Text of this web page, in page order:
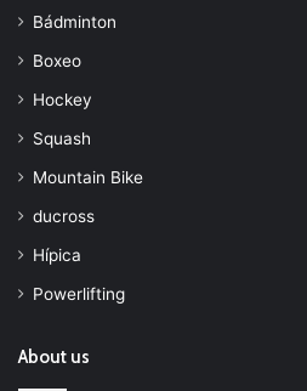
Bádminton
Boxeo
Hockey
Squash
Mountain Bike
ducross
Hípica
Powerlifting
About us